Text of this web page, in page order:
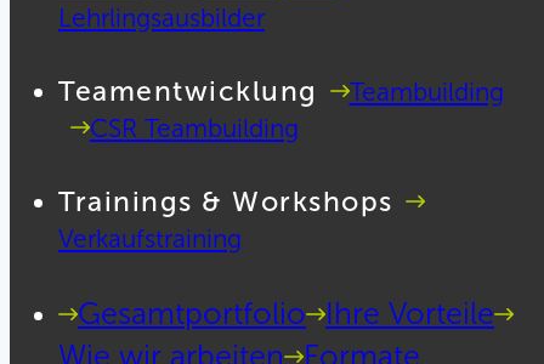
Lehrlingsausbilder
Teamentwicklung
Teambuilding
CSR Teambuilding
Trainings & Workshops
Verkaufstraining
Gesamtportfolio
Ihre Vorteile
Wie wir arbeiten
Formate